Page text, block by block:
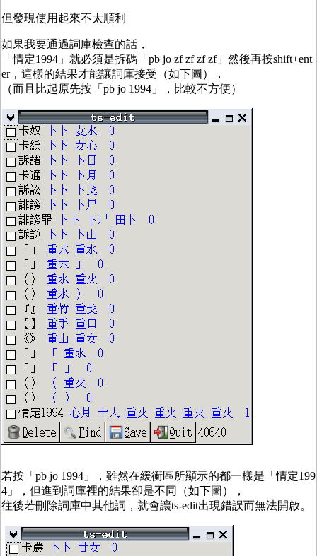
但發現使用起來不太順利
如果我要通過詞庫檢查的話，
「情定1994」就必須是拆碼「pb jo zf zf zf zf」然後再按shift+ent
er，這樣的結果才能讓詞庫接受（如下圖），
（而且比起原先按「pb jo 1994」，比較不方便）
若按「pb jo 1994」，雖然在緩衝區所顯示的都一樣是「情定199
4」，但進到詞庫裡的結果卻是不同（如下圖），
往後若刪除詞庫中其他詞，就會讓ts-edit出現錯誤而無法開啟。